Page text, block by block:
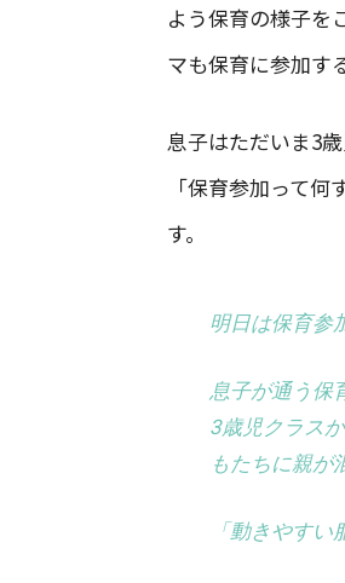
よう保育の様子を
マも保育に参加す
息子はただいま3
「保育参加って
す。
明日は保育参
息子が通う保
3歳児クラス
もたちに親が
「動きやすい